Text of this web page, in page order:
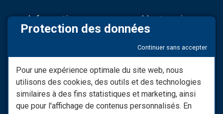
Informations
Modifier consentement RGPD
Conditions générales de
vente
Les Moyens De Paiement
L'entreprise
Qui Sommes-nous
Infos LIVRAISON
Besoin d'informations ?
Protection des données
Continuer sans accepter
Pour une expérience optimale du site web, nous
utilisons des cookies, des outils et des technologies
similaires à des fins statistiques et marketing, ainsi
que pour l'affichage de contenus personnalisés. En